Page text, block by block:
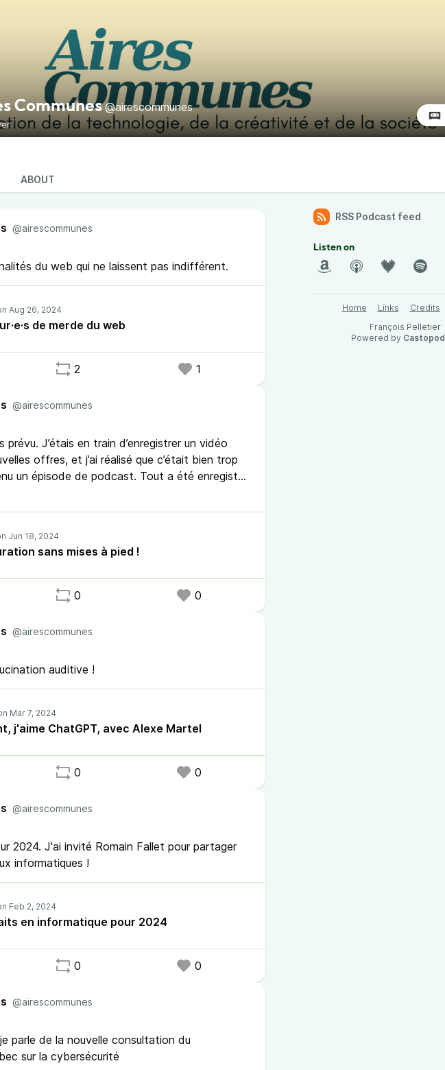
Communes @airescommunes
ABOUT
@airescommunes
du web qui ne laissent pas indifférent.
de merde du web
2 1
@airescommunes
prévu. J’étais en train d’enregistrer un vidéo
offres, et j’ai réalisé que c’était bien trop
un épisode de podcast. Tout a été enregistré
préparation. C’est naturel, brut et non-
sans mises à pied !
0 0
@airescommunes
auditive !
j'aime ChatGPT, avec Alexe Martel
0 0
@airescommunes
2024. J'ai invité Romain Fallet pour partager
informatiques !
en informatique pour 2024
0 0
@airescommunes
parle de la nouvelle consultation du
sur la cybersécurité
RSS Podcast feed
Listen on
Home Links Credits
François Pelletier
Powered by Castopod